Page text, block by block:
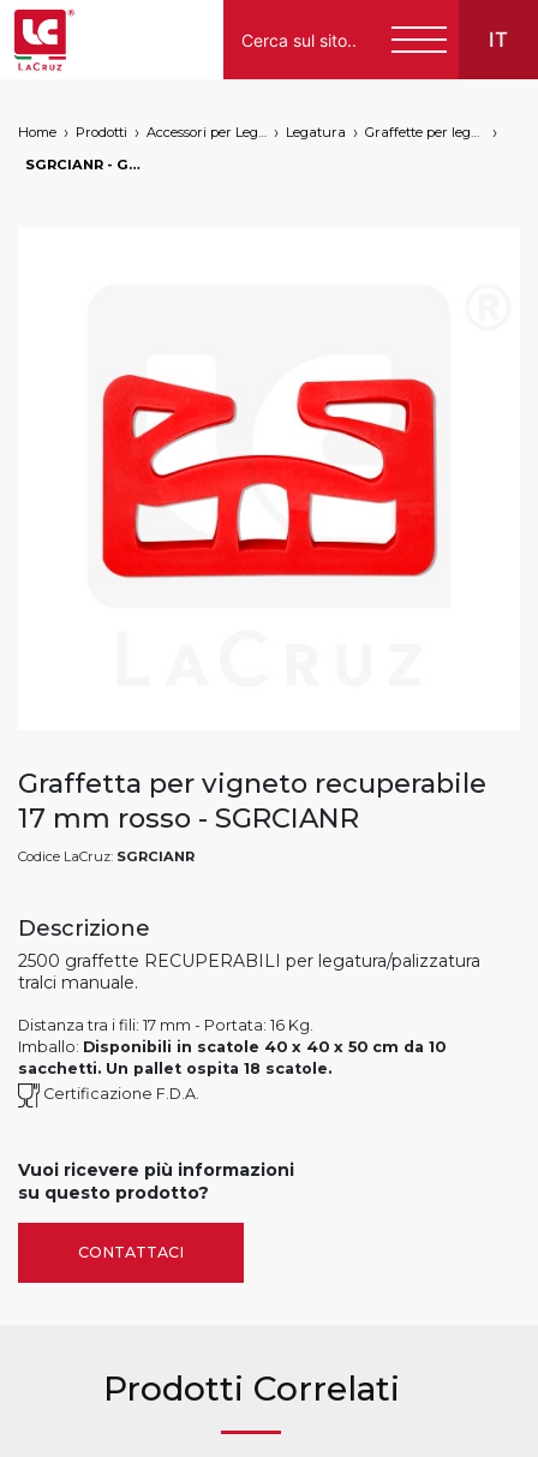
IT
Italiano
Home Prodotti Accessori per Legatura Legatura
Graffette per legatura/palizzatura manuale
SGRCIANR - Graffetta per vigneto recuperabile 17 mm rosso, markets: []string{"A", "B", "AU"}
Graffetta per vigneto recuperabile
17 mm rosso - SGRCIANR
Codice LaCruz: SGRCIANR
Descrizione
2500 graffette RECUPERABILI per legatura/palizzatura
tralci manuale.
Distanza tra i fili: 17 mm - Portata: 16 Kg.
Imballo: Disponibili in scatole 40 x 40 x 50 cm da 10
sacchetti. Un pallet ospita 18 scatole.
Certificazione F.D.A.
Vuoi ricevere più informazioni
su questo prodotto?
CONTATTACI
Prodotti Correlati